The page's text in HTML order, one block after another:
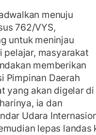
menuju
762/VYS,
untuk meninjau
pelajar, masyarakat
memberikan
Pimpinan Daerah
yang akan digelar di
ia dan
Udara
lepas landas